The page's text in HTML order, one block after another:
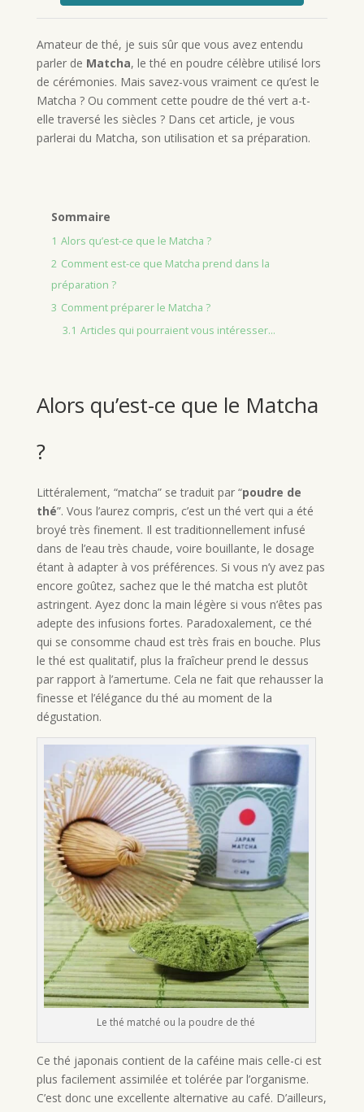
Amateur de thé, je suis sûr que vous avez entendu
parler de Matcha, le thé en poudre célèbre utilisé lors
de cérémonies. Mais savez-vous vraiment ce qu’est le
Matcha ? Ou comment cette poudre de thé vert a-t-
elle traversé les siècles ? Dans cet article, je vous
parlerai du Matcha, son utilisation et sa préparation.
Sommaire
1 Alors qu’est-ce que le Matcha ?
2 Comment est-ce que Matcha prend dans la
préparation ?
3 Comment préparer le Matcha ?
3.1 Articles qui pourraient vous intéresser...
Alors qu’est-ce que le Matcha
?
Littéralement, “matcha” se traduit par “poudre de
thé”. Vous l’aurez compris, c’est un thé vert qui a été
broyé très finement. Il est traditionnellement infusé
dans de l’eau très chaude, voire bouillante, le dosage
étant à adapter à vos préférences. Si vous n’y avez pas
encore goûtez, sachez que le thé matcha est plutôt
astringent. Ayez donc la main légère si vous n’êtes pas
adepte des infusions fortes. Paradoxalement, ce thé
qui se consomme chaud est très frais en bouche. Plus
le thé est qualitatif, plus la fraîcheur prend le dessus
par rapport à l’amertume. Cela ne fait que rehausser la
finesse et l’élégance du thé au moment de la
dégustation.
Le thé matché ou la poudre de thé
Ce thé japonais contient de la caféine mais celle-ci est
plus facilement assimilée et tolérée par l’organisme.
C’est donc une excellente alternative au café. D’ailleurs,